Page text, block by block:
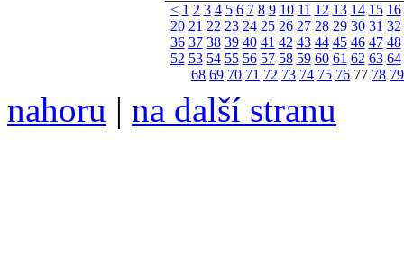
< 1 2 3 4 5 6 7 8 9 10 11 12 13 14 15 16
20 21 22 23 24 25 26 27 28 29 30 31 32
36 37 38 39 40 41 42 43 44 45 46 47 48
52 53 54 55 56 57 58 59 60 61 62 63 64
68 69 70 71 72 73 74 75 76 77 78 79
nahoru | na další stranu